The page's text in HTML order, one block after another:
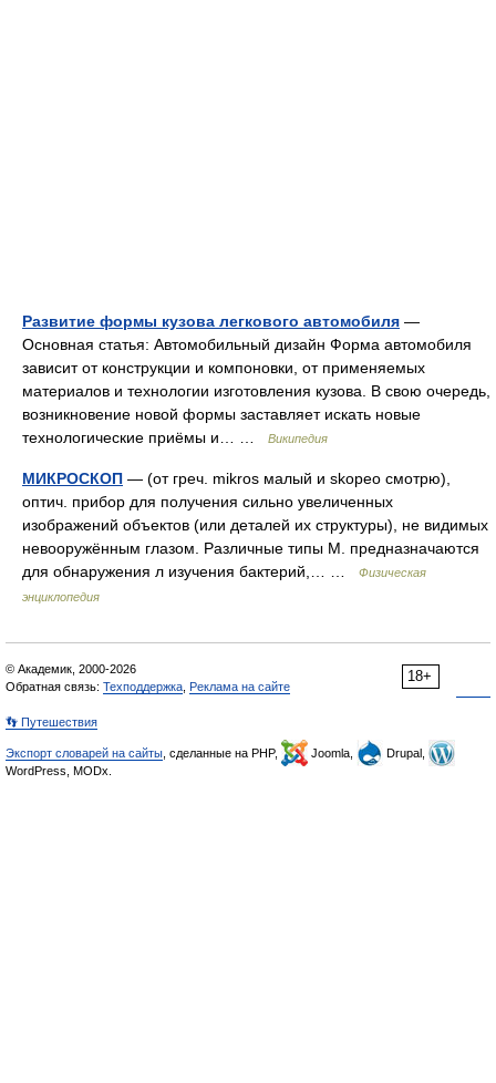
Развитие формы кузова легкового автомобиля —
Основная статья: Автомобильный дизайн Форма автомобиля
зависит от конструкции и компоновки, от применяемых
материалов и технологии изготовления кузова. В свою очередь,
возникновение новой формы заставляет искать новые
технологические приёмы и… …
Википедия
МИКРОСКОП — (от греч. mikros малый и skopeo смотрю),
оптич. прибор для получения сильно увеличенных
изображений объектов (или деталей их структуры), не видимых
невооружённым глазом. Различные типы М. предназначаются
для обнаружения л изучения бактерий,… …
Физическая
энциклопедия
18+
© Академик, 2000-2026
Обратная связь: Техподдержка Реклама на сайте
👣 Путешествия
Экспорт словарей на сайты , сделанные на PHP, Joomla,
Drupal,
WordPress, MODx.